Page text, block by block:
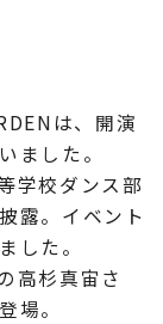
は、開演
ました。
学校ダンス部
露。イベント
した。
高杉真宙さ
場。